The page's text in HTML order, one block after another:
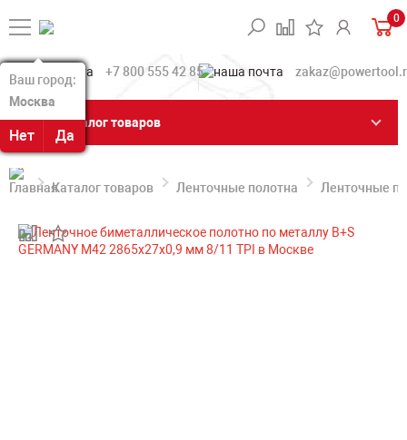
Ваш город:
Москва
Нет Да
Ваш город:
Москва
Нет Да
0
+7 800 555 42 85
Каталог товаров
Каталог товаров Ленточные полотна Ленточные